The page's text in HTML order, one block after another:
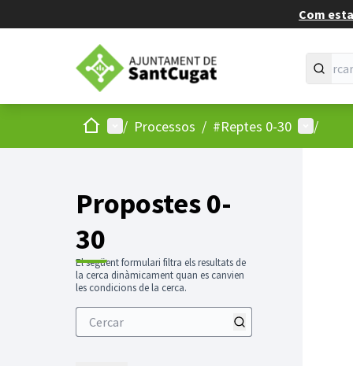
Com
Inici Menú principal
/ Processos / #Reptes 0-30 Menú
/
Propostes 0-
30
El següent formulari filtra els resultats de
la cerca dinàmicament quan es canvien
les condicions de la cerca.